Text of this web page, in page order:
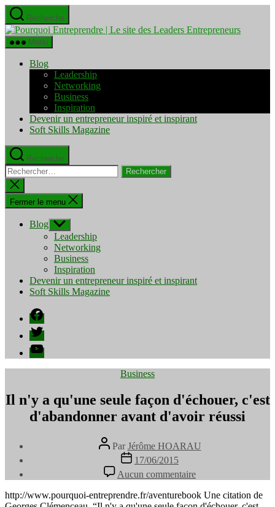
Aller
au
contenu
Recherche
Pourquoi
Menu
Blog
Leadership
Networking
Business
Inspiration
Devenir un entrepreneur inspiré et inspirant
Soft Skills Magazine
Recherche
Rechercher :
Fermer
la
recherche
Fermer le menu
Blog Afficher
le
sous-
menu
Leadership
Networking
Business
Inspiration
Devenir un entrepreneur inspiré et inspirant
Soft Skills Magazine
Facebook
Twitter
YouTube
Catégories
Business
Il n'y a qu'une seule façon d'échouer, c'est
d'abandonner avant d'avoir réussi
Auteur
de
l’article
Par Jérôme HOARAU
Date
l’article
17/06/2015
Aucun commentaire
Il
n'y
a
http://www.pourquoi-entreprendre.fr/aventurebook Une citation de